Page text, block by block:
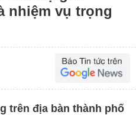
nhiệm vụ trọng
trên địa bàn thành phố